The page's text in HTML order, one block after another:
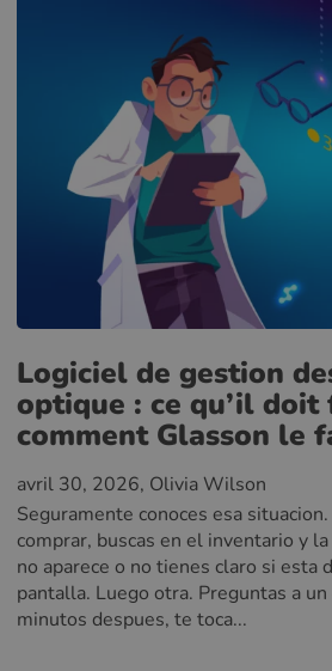
Logiciel de gestion
optique : ce qu’il
comment Glasson le
avril 30, 2026, Olivia Wilson
Seguramente conoces esa
comprar, buscas en el inventario y
no aparece o no tienes claro si esta
pantalla. Luego otra. Preguntas a
minutos despues, te toca...